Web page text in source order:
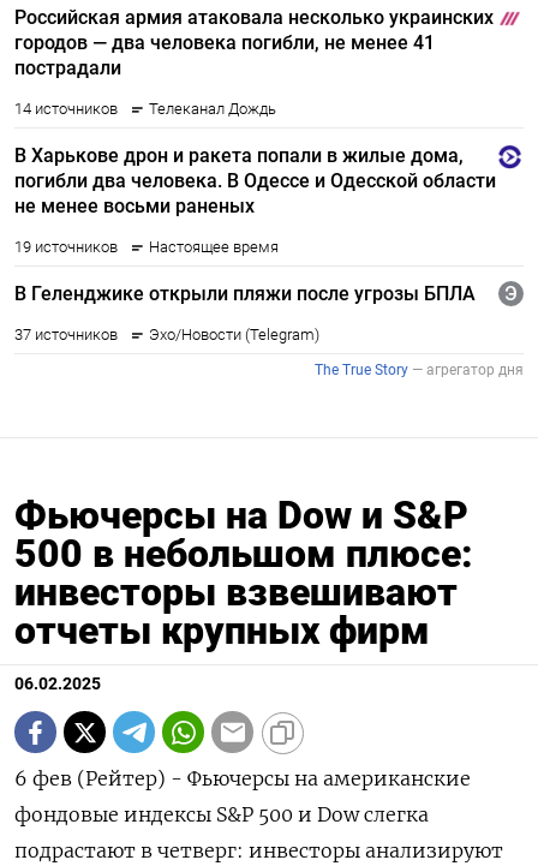
Фьючерсы на Dow и S&P
500 в небольшом плюсе:
инвесторы взвешивают
отчеты крупных фирм
06.02.2025
6 фев (Рейтер) - Фьючерсы на американские
фондовые индексы S&P 500 и Dow слегка
подрастают в четверг: инвесторы анализируют